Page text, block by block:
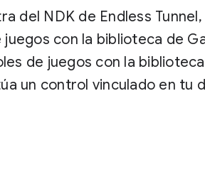
del NDK de Endless
con la biblioteca de
de juegos con la
un control vinculado en tu